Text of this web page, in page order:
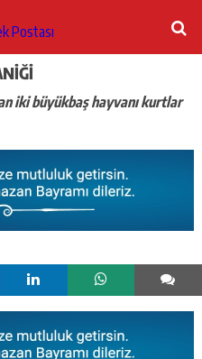
iki büyükbaş hayvanı kurtlar